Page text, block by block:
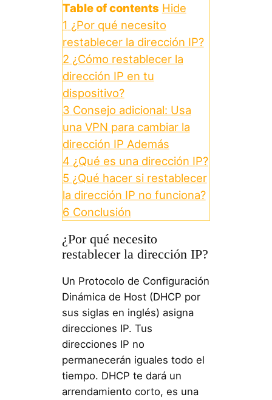
Table of contents Hide
1 ¿Por qué necesito
restablecer la dirección IP?
2 ¿Cómo restablecer la
dirección IP en tu
dispositivo?
3 Consejo adicional: Usa
una VPN para cambiar la
dirección IP Además
4 ¿Qué es una dirección IP?
5 ¿Qué hacer si restablecer
la dirección IP no funciona?
6 Conclusión
¿Por qué necesito
restablecer la dirección IP?
Un Protocolo de Configuración
Dinámica de Host (DHCP por
sus siglas en inglés) asigna
direcciones IP. Tus
direcciones IP no
permanecerán iguales todo el
tiempo. DHCP te dará un
arrendamiento corto, es una